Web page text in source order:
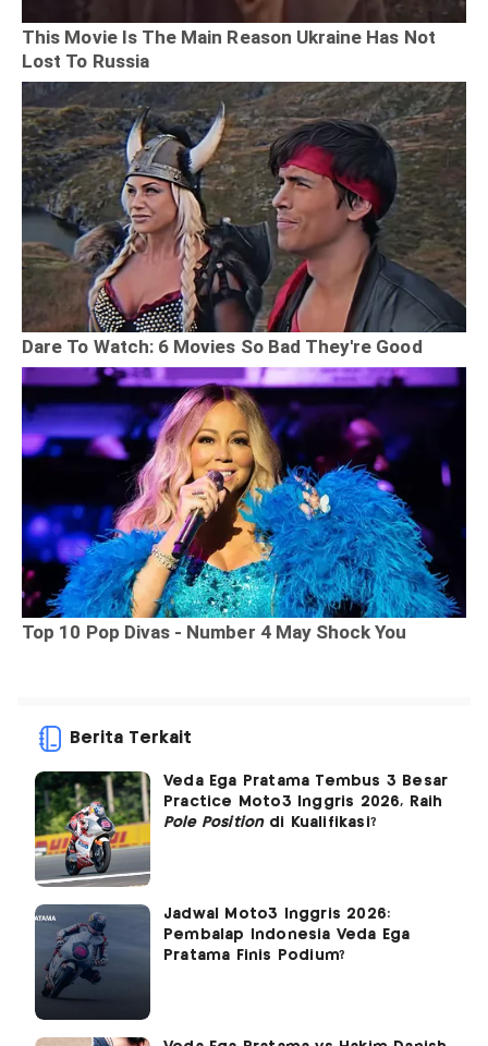
Berita Terkait
Veda Ega Pratama Tembus 3 Besar
Practice Moto3 Inggris 2026, Raih
Pole Positiondi Kualifikasi?
Jadwal Moto3 Inggris 2026:
Pembalap Indonesia Veda Ega
Pratama Finis Podium?